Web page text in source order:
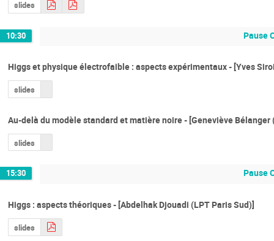
slides
10:30 Pause
Higgs et physique électrofaible : aspects expérimentaux - [Yves
slides
Au-delà du modèle standard et matière noire - [Geneviève Bélanger
slides
15:30 Pause
Higgs : aspects théoriques - [Abdelhak Djouadi (LPT Paris Sud)]
slides